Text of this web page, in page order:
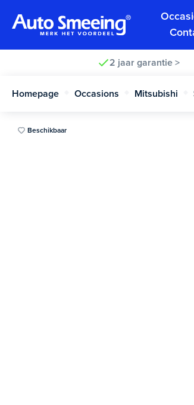
2 jaar garantie >
Homepage Occasions Mitsubishi
Beschikbaar